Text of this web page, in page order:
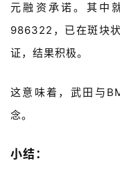
元融资承诺。其中
986322 ，已在斑块
证，结果积极。
这意味着，武田与
念。
小结：